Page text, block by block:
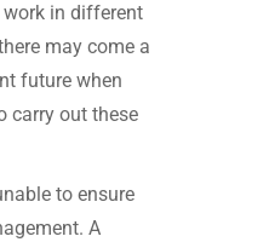
in different
may come a
future when
carry out these
to ensure
A